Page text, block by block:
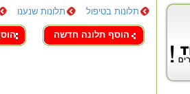
תלונות בטיפול תלונות שנענו
צור קשר
הוסף תלונה חדשה